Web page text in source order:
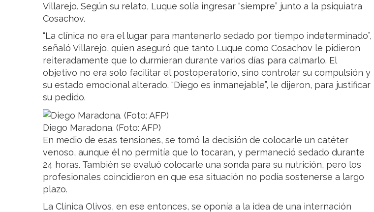
Villarejo. Según su relato, Luque solía ingresar “siempre” junto a la psiquiatra
Cosachov.
“La clínica no era el lugar para mantenerlo sedado por tiempo indeterminado”,
señaló Villarejo, quien aseguró que tanto Luque como Cosachov le pidieron
reiteradamente que lo durmieran durante varios días para calmarlo. El
objetivo no era solo facilitar el postoperatorio, sino controlar su compulsión y
su estado emocional alterado. “Diego es inmanejable”, le dijeron, para justificar
su pedido.
Diego Maradona. (Foto: AFP)
En medio de esas tensiones, se tomó la decisión de colocarle un catéter
venoso, aunque él no permitía que lo tocaran, y permaneció sedado durante
24 horas. También se evaluó colocarle una sonda para su nutrición, pero los
profesionales coincidieron en que esa situación no podía sostenerse a largo
plazo.
La Clínica Olivos, en ese entonces, se oponía a la idea de una internación